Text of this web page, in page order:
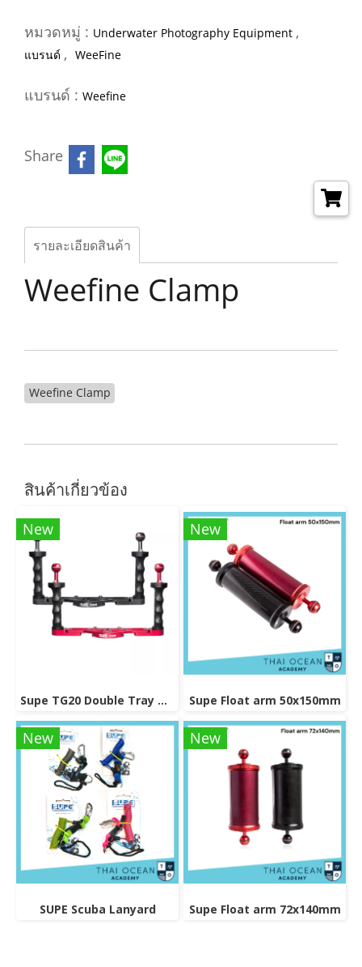
หมวดหมู่ : Underwater Photography Equipment ,
แบรนด์ , WeeFine
แบรนด์ : Weefine
Share
รายละเอียดสินค้า
Weefine Clamp
Weefine Clamp
สินค้าเกี่ยวข้อง
New
Supe TG20 Double Tray Grip
New
Supe Float arm 50x150mm
New
SUPE Scuba Lanyard
New
Supe Float arm 72x140mm